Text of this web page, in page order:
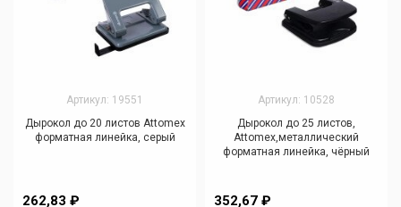
Артикул: 19551
Дырокол до 20 листов Attomex
форматная линейка, серый
262,83 ₽
Артикул: 10528
Дырокол до 25 листов,
Attomex,металлический
форматная линейка, чёрный
352,67 ₽